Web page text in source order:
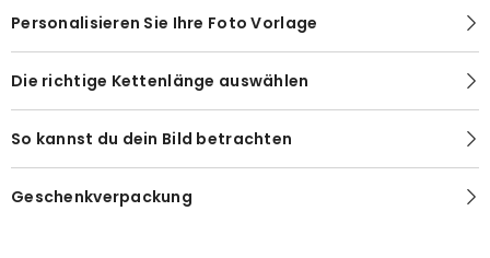
Personalisieren Sie Ihre Foto Vorlage
Die richtige Kettenlänge auswählen
So kannst du dein Bild betrachten
Geschenkverpackung